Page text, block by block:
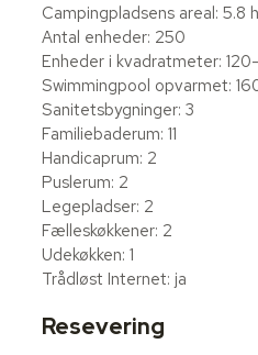
Campingpladsens areal: 5.8
Antal enheder: 250
Enheder i kvadratmeter:
Swimmingpool opvarmet:
Sanitetsbygninger: 3
Familiebaderum: 11
Handicaprum: 2
Puslerum: 2
Legepladser: 2
Fælleskøkkener: 2
Udekøkken: 1
Trådløst Internet: ja
Resevering